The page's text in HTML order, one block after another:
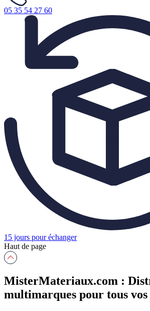
05 35 54 27 60
15 jours pour échanger
Haut de page
MisterMateriaux.com :
multimarques pour tous